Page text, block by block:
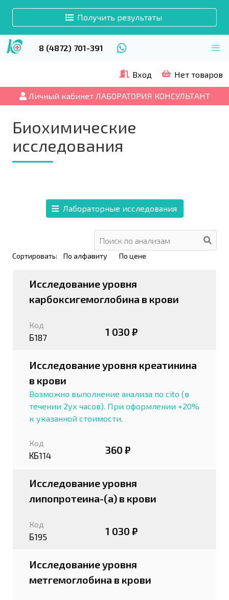
Получить результаты
8 (4872) 701-391
Вход Нет товаров
Личный кабинет ЛАБОРАТОРИЯ КОНСУЛЬТАНТ
Биохимические
исследования
Лабораторные исследования
Сортировать: По алфавиту По цене
Исследование уровня
карбоксигемоглобина в крови
Код
Б187 1 030 ₽
Исследование уровня креатинина
в крови
Возможно выполнение анализа по cito (в
течении 2ух часов). При оформлении +20%
к указанной стоимости.
Код
КБ114 360 ₽
Исследование уровня
липопротеина-(а) в крови
Код
Б195 1 030 ₽
Исследование уровня
метгемоглобина в крови